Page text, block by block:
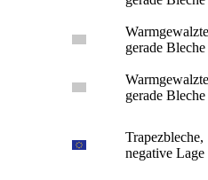
Warmgewalzte
gerade Bleche
Warmgewalzte
gerade Bleche
Trapezbleche,
negative Lage